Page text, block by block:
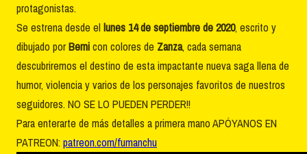
protagonistas.
Se estrena desde el lunes 14 de septiembre de 2020, escrito y
dibujado porBernicon colores de Zanza, cada semana
descubriremos el destino de esta impactante nueva saga llena de
humor, violencia y varios de los personajes favoritos de nuestros
seguidores. NO SE LO PUEDEN PERDER!!
Para enterarte de más detalles a primera mano APÓYANOS EN
PATREON: patreon.com/fumanchu